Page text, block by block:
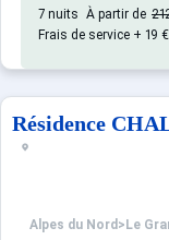
7 nuits À partir de
Frais de service + 19 €
Résidence
Alpes du Nord > Le